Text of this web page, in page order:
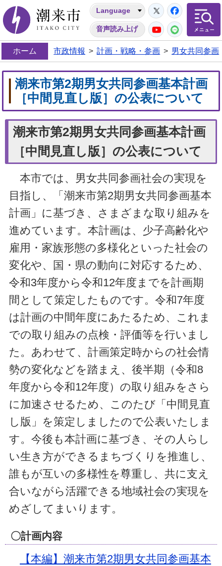
潮来市
Language
音声読み上げ
Twitter
YouTube
LINE
ホーム 市政情報 > 計画・戦略・参画 > 男女共同参画
潮来市第2期男女共同参画基本計画
［中間見直し版］の公表について
潮来市第2期男女共同参画基本計画
［中間見直し版］の公表について
本市では、男女共同参画社会の実現を
目指し、「潮来市第2期男女共同参画基本
計画」に基づき、さまざまな取り組みを
進めています。本計画は、少子高齢化や
雇用・家族形態の多様化といった社会の
変化や、国・県の動向に対応するため、
令和3年度から令和12年度までを計画期
間として策定したものです。令和7年度
は計画の中間年度にあたるため、これま
での取り組みの点検・評価等を行いまし
た。あわせて、計画策定時からの社会情
勢の変化などを踏まえ、後半期（令和8
年度から令和12年度）の取り組みをさら
に加速させるため、このたび「中間見直
し版」を策定しましたので公表いたしま
す。今後も本計画に基づき、その人らし
い生き方ができるまちづくりを推進し、
誰もが互いの多様性を尊重し、共に支え
合いながら活躍できる地域社会の実現を
めざしてまいります。
〇計画内容
【本編】潮来市第2期男女共同参画基本